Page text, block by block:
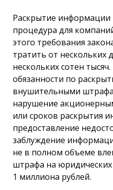
Раскрытие информации
процедура для
этого требования
тратить от нескольких
нескольких сотен
обязанности по
внушительными
нарушение
или сроков раскрытия
предоставление
заблуждение
не в полном объеме
штрафа на
1 миллиона рублей.